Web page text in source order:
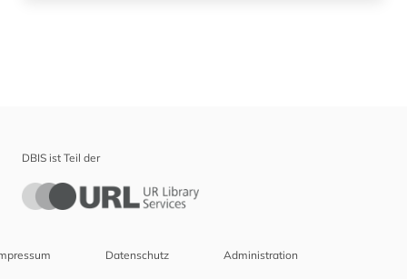
DBIS ist Teil der
Datenschutz Administration